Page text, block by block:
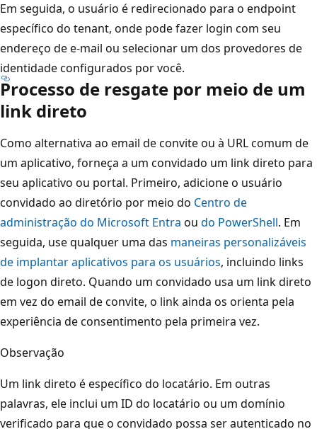
Em seguida, o usuário é redirecionado para o endpoint
específico do tenant, onde pode fazer login com seu
endereço de e-mail ou selecionar um dos provedores de
identidade configurados por você.
Processo de resgate por meio de um
link direto
Como alternativa ao email de convite ou à URL comum de
um aplicativo, forneça a um convidado um link direto para
seu aplicativo ou portal. Primeiro, adicione o usuário
convidado ao diretório por meio do Centro de
administração do Microsoft Entra ou do PowerShell. Em
seguida, use qualquer uma das maneiras personalizáveis
de implantar aplicativos para os usuários, incluindo links
de logon direto. Quando um convidado usa um link direto
em vez do email de convite, o link ainda os orienta pela
experiência de consentimento pela primeira vez.
Observação
Um link direto é específico do locatário. Em outras
palavras, ele inclui um ID do locatário ou um domínio
verificado para que o convidado possa ser autenticado no